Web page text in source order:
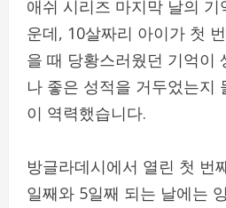
애쉬 시리즈 마지막 날의
운데, 10살짜리 아이가 첫
을 때 당황스러웠던 기억이
나 좋은 성적을 거두었는지
이 역력했습니다.
방글라데시에서 열린 첫 번
일째와 5일째 되는 날에는